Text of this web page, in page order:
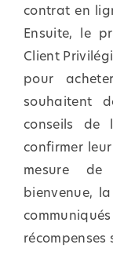
contrat en
Ensuite, le
Client
pour
souhaitent
conseils de
confirmer
mesure
bienvenue,
récompenses